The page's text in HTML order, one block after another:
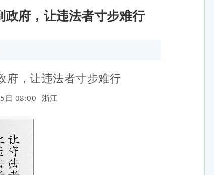
政府，让违法者寸步难行
府，让违法者寸步难行
日 08:00 浙江